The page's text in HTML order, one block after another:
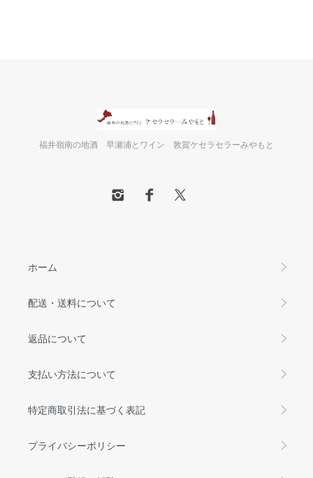
福井嶺南の地酒 早瀬浦とワイン 敦賀ケセラセラーみやもと
ホーム
配送・送料について
返品について
支払い方法について
特定商取引法に基づく表記
プライバシーポリシー